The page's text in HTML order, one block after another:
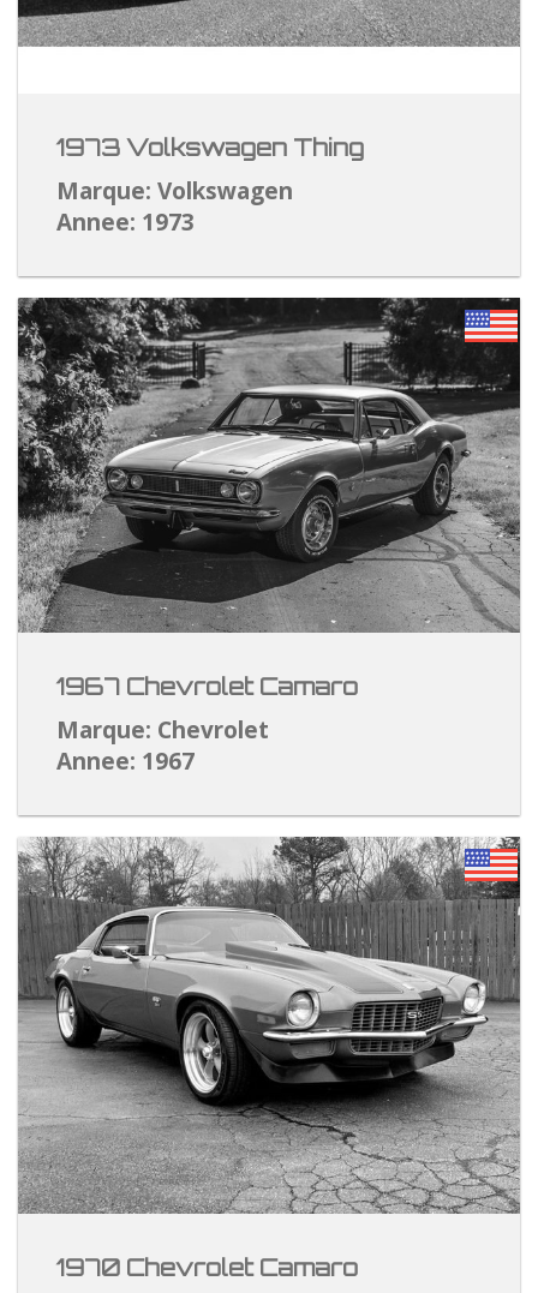
1973 Volkswagen Thing
Marque: Volkswagen
Annee: 1973
1967 Chevrolet Camaro
Marque: Chevrolet
Annee: 1967
1970 Chevrolet Camaro